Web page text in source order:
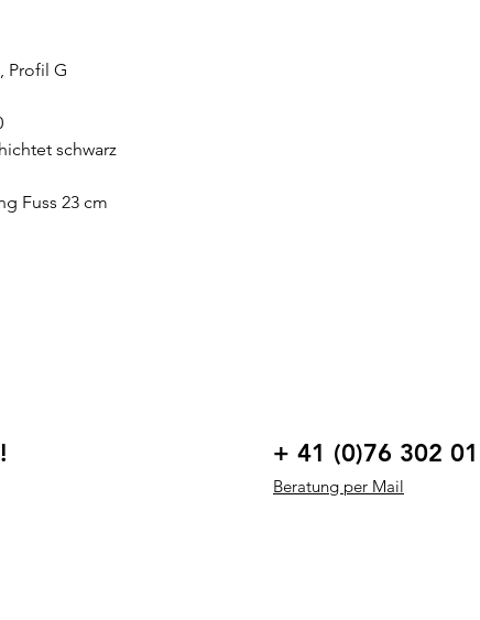
Profil G
schwarz
Fuss 23 cm
+ 41 (0)76 302
Beratung per Mail